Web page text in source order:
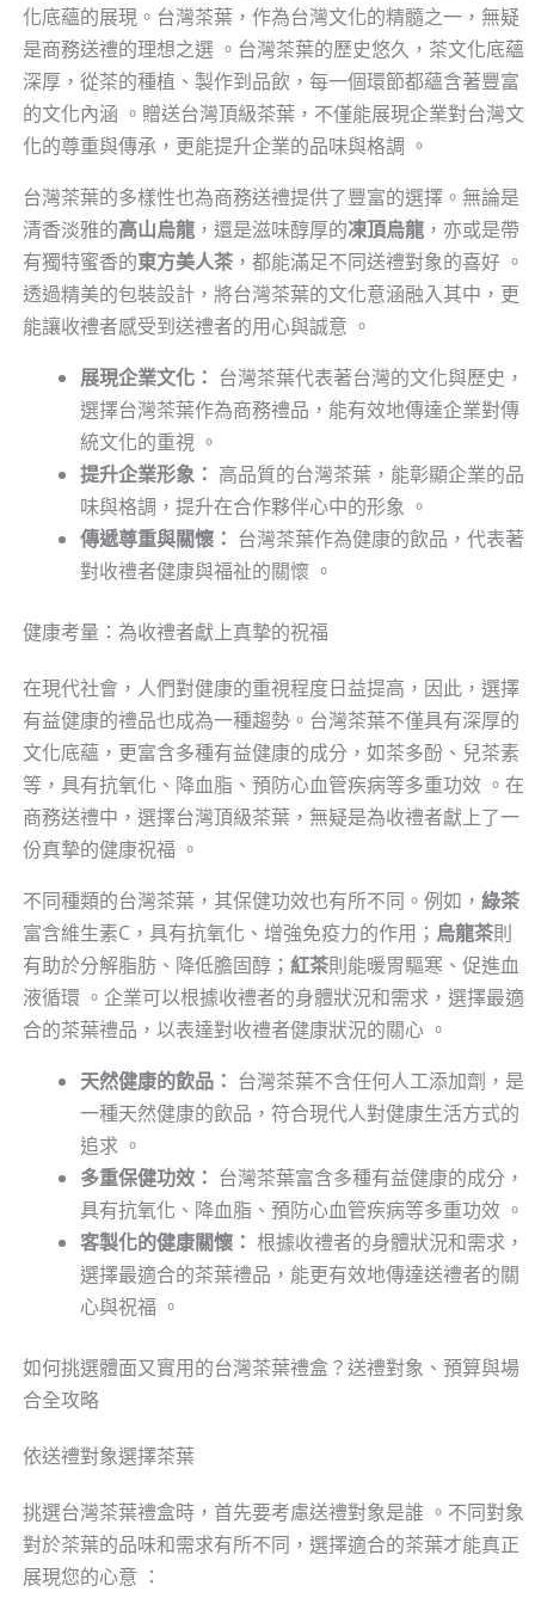
化底蘊的展現。台灣茶葉，作為台灣文化的精髓之一，無疑
是商務送禮的理想之選 。台灣茶葉的歷史悠久，茶文化底蘊
深厚，從茶的種植、製作到品飲，每一個環節都蘊含著豐富
的文化內涵 。贈送台灣頂級茶葉，不僅能展現企業對台灣文
化的尊重與傳承，更能提升企業的品味與格調 。
台灣茶葉的多樣性也為商務送禮提供了豐富的選擇。無論是
清香淡雅的高山烏龍，還是滋味醇厚的凍頂烏龍，亦或是帶
有獨特蜜香的東方美人茶，都能滿足不同送禮對象的喜好 。
透過精美的包裝設計，將台灣茶葉的文化意涵融入其中，更
能讓收禮者感受到送禮者的用心與誠意 。
展現企業文化： 台灣茶葉代表著台灣的文化與歷史，
選擇台灣茶葉作為商務禮品，能有效地傳達企業對傳
統文化的重視 。
提升企業形象： 高品質的台灣茶葉，能彰顯企業的品
味與格調，提升在合作夥伴心中的形象 。
傳遞尊重與關懷： 台灣茶葉作為健康的飲品，代表著
對收禮者健康與福祉的關懷 。
健康考量：為收禮者獻上真摯的祝福
在現代社會，人們對健康的重視程度日益提高，因此，選擇
有益健康的禮品也成為一種趨勢。台灣茶葉不僅具有深厚的
文化底蘊，更富含多種有益健康的成分，如茶多酚、兒茶素
等，具有抗氧化、降血脂、預防心血管疾病等多重功效 。在
商務送禮中，選擇台灣頂級茶葉，無疑是為收禮者獻上了一
份真摯的健康祝福 。
不同種類的台灣茶葉，其保健功效也有所不同。例如， 綠茶
富含維生素C，具有抗氧化、增強免疫力的作用； 烏龍茶則
有助於分解脂肪、降低膽固醇； 紅茶則能暖胃驅寒、促進血
液循環 。企業可以根據收禮者的身體狀況和需求，選擇最適
合的茶葉禮品，以表達對收禮者健康狀況的關心 。
天然健康的飲品： 台灣茶葉不含任何人工添加劑，是
一種天然健康的飲品，符合現代人對健康生活方式的
追求 。
多重保健功效： 台灣茶葉富含多種有益健康的成分，
具有抗氧化、降血脂、預防心血管疾病等多重功效 。
客製化的健康關懷： 根據收禮者的身體狀況和需求，
選擇最適合的茶葉禮品，能更有效地傳達送禮者的關
心與祝福 。
如何挑選體面又實用的台灣茶葉禮盒？送禮對象、預算與場
合全攻略
依送禮對象選擇茶葉
挑選台灣茶葉禮盒時，首先要考慮送禮對象是誰 。不同對象
對於茶葉的品味和需求有所不同，選擇適合的茶葉才能真正
展現您的心意 ：